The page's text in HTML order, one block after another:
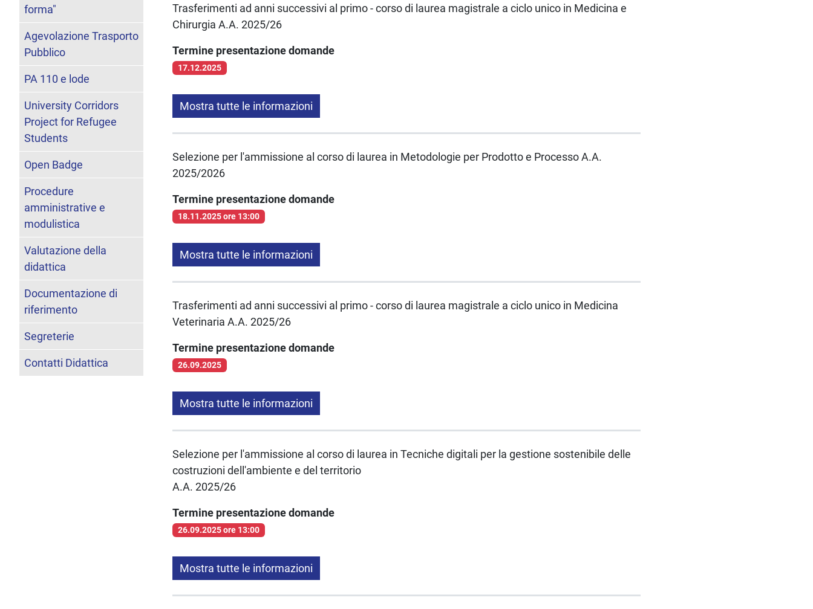
Trasferimenti ad anni successivi al primo - corso di laurea magistrale a ciclo unico in Medicina e
Chirurgia A.A. 2025/26
Termine presentazione domande
17.12.2025
Mostra tutte le informazioni
Selezione per l'ammissione al corso di laurea in Metodologie per Prodotto e Processo A.A.
2025/2026
Termine presentazione domande
18.11.2025 ore 13:00
Mostra tutte le informazioni
Trasferimenti ad anni successivi al primo - corso di laurea magistrale a ciclo unico in Medicina
Veterinaria A.A. 2025/26
Termine presentazione domande
26.09.2025
Mostra tutte le informazioni
Selezione per l'ammissione al corso di laurea in Tecniche digitali per la gestione sostenibile delle
costruzioni dell'ambiente e del territorio
A.A. 2025/26
Termine presentazione domande
26.09.2025 ore 13:00
Mostra tutte le informazioni
forma"
Agevolazione Trasporto
Pubblico
PA 110 e lode
University Corridors
Project for Refugee
Students
Open Badge
Procedure
amministrative e
modulistica
Valutazione della
didattica
Documentazione di
riferimento
Segreterie
Contatti Didattica